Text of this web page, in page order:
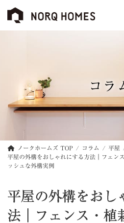
コラ
ノークホームズ TOP コラム
平屋
平屋の外構をおしゃれにする方法｜フェン
ッシュな外構実例
平屋の外構をおし
法｜フェンス・植